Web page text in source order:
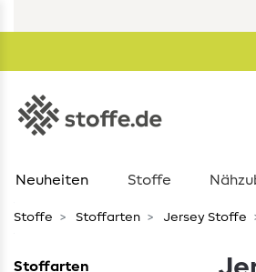
Neuheiten Stoffe
Stoffe Stoffarten Jersey Stoffe
Stoffarten